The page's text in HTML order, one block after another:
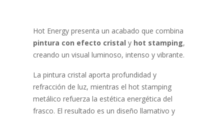
Hot Energy presenta un acabado que combina
pintura con efecto cristal y hot stamping,
creando un visual luminoso, intenso y vibrante.
La pintura cristal aporta profundidad y
refracción de luz, mientras el hot stamping
metálico refuerza la estética energética del
frasco. El resultado es un diseño llamativo y